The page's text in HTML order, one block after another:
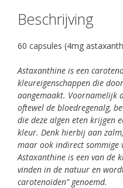
Beschrijving
60 capsules (4mg
Astaxanthine is een
kleureigenschappen die
aangemaakt. Voornamelijk
oftewel de bloedregenalg,
die deze algen eten krijgen
kleur. Denk hierbij aan
maar ook indirect sommige
Astaxanthine is een van de
vinden in de natuur en
carotenoïden” genoemd.